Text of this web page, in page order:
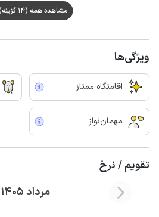
مشاهده همه (14 گزینه)
ویژگی‌ها
اقامتگاه ممتاز
مهمان‌نواز
تقویم / نرخ
مرداد 1405